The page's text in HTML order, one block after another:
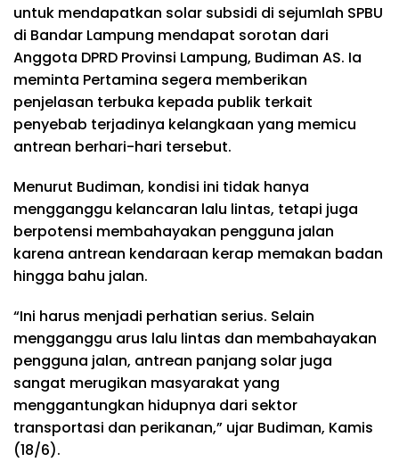
untuk mendapatkan solar subsidi di sejumlah SPBU
di Bandar Lampung mendapat sorotan dari
Anggota DPRD Provinsi Lampung, Budiman AS. Ia
meminta Pertamina segera memberikan
penjelasan terbuka kepada publik terkait
penyebab terjadinya kelangkaan yang memicu
antrean berhari-hari tersebut.
Menurut Budiman, kondisi ini tidak hanya
mengganggu kelancaran lalu lintas, tetapi juga
berpotensi membahayakan pengguna jalan
karena antrean kendaraan kerap memakan badan
hingga bahu jalan.
“Ini harus menjadi perhatian serius. Selain
mengganggu arus lalu lintas dan membahayakan
pengguna jalan, antrean panjang solar juga
sangat merugikan masyarakat yang
menggantungkan hidupnya dari sektor
transportasi dan perikanan,” ujar Budiman, Kamis
(18/6).